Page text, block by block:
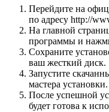
Перейдите на
по адресу http://
На главной
программы и
Сохраните
ваш жесткий диск.
Запустите
мастера установки.
После успешной
будет готова к